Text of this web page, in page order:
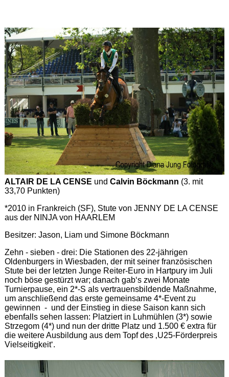
ALTAIR DE LA CENSE und Calvin Böckmann (3. mit
33,70 Punkten)
*2010 in Frankreich (SF), Stute von JENNY DE LA CENSE
aus der NINJA von HAARLEM
Besitzer: Jason, Liam und Simone Böckmann
Zehn - sieben - drei: Die Stationen des 22-jährigen
Oldenburgers in Wiesbaden, der mit seiner französischen
Stute bei der letzten Junge Reiter-Euro in Hartpury im Juli
noch böse gestürzt war; danach gab‘s zwei Monate
Turnierpause, ein 2*-S als vertrauensbildende Maßnahme,
um anschließend das erste gemeinsame 4*-Event zu
gewinnen - und der Einstieg in diese Saison kann sich
ebenfalls sehen lassen: Platziert in Luhmühlen (3*) sowie
Strzegom (4*) und nun der dritte Platz und 1.500 € extra für
die weitere Ausbildung aus dem Topf des ‚U25-Förderpreis
Vielseitigkeit‘.